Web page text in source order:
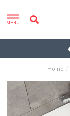
MENU
Home /